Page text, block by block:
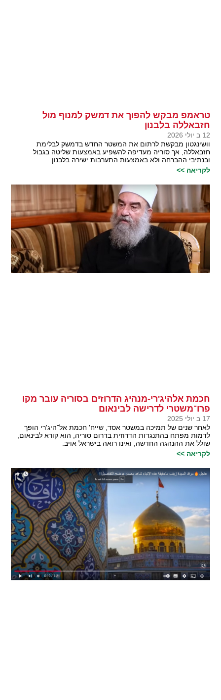
טראמפ מבקש להפוך את דמשק למנוף מול
חזבאללה בלבנון
12 ב יולי 2026
וושינגטון מבקשת לרתום את המשטר החדש בדמשק לבלימת
חזבאללה, אך סוריה מעדיפה להשפיע באמצעות שליטה בגבול
ובנתיבי ההברחה ולא באמצעות התערבות ישירה בלבנון.
לקריאה >>
חכמת אלהיג'רי-מנהיג הדרוזים בסוריה עובר מקו
פרו־משטרי לדרישה לבינאום
17 ב יולי 2025
לאחר שנים של תמיכה במשטר אסד, שייח' חכמת אל־היג'רי הופך
לדמות מפתח בהתנגדות הדרוזית בדרום סוריה, הוא קורא לבינאום,
שולל את ההנהגה החדשה, ואינו רואה בישראל אויב.
לקריאה >>